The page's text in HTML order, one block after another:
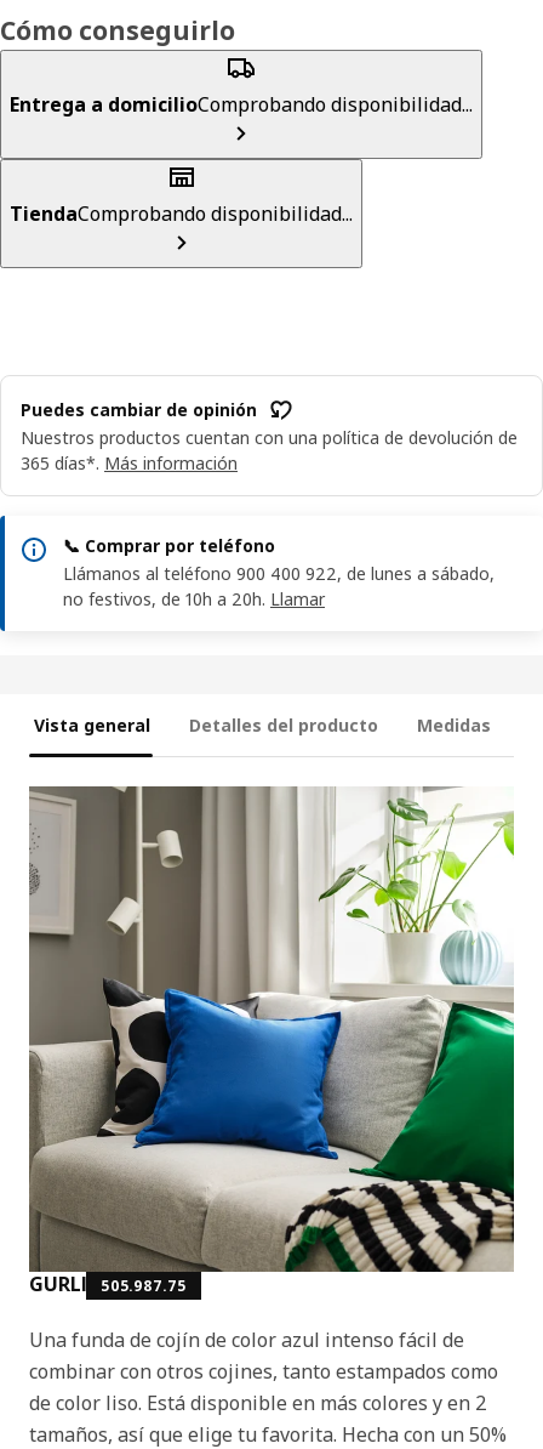
Cómo conseguirlo
Entrega a domicilioComprobando disponibilidad...
TiendaComprobando disponibilidad...
Puedes cambiar de opinión
Nuestros productos cuentan con una política de devolución de
365 días*. Más información
📞 Comprar por teléfono
Llámanos al teléfono 900 400 922, de lunes a sábado,
no festivos, de 10h a 20h. Llamar
Vista general Detalles del producto Medidas
GURLI 505.987.75
Una funda de cojín de color azul intenso fácil de
combinar con otros cojines, tanto estampados como
de color liso. Está disponible en más colores y en 2
tamaños, así que elige tu favorita. Hecha con un 50%